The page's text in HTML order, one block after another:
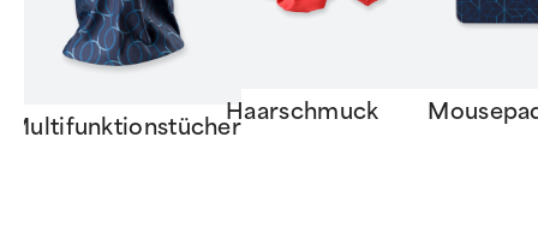
Multifunktionstücher
Haarschmuck